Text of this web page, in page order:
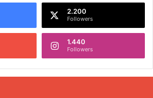
2.200
Followers
1.440
Followers